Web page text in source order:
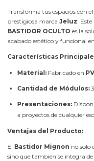
Transforma tus espacios con el
prestigiosa marca Jeluz.
BASTIDOR OCULTO es la
acabado estético y funcional
Características
Material: Fabricado en
Cantidad de Módulos:
Presentaciones:
a proyectos de cualquier
Ventajas del Producto:
El Bastidor Mignon no solo
sino que también se integra